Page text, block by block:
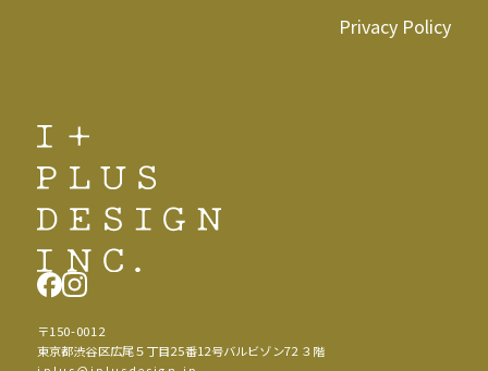
Privacy Policy
〒150-0012
東京都渋谷区広尾５丁目25番12号バルビゾン72 ３階